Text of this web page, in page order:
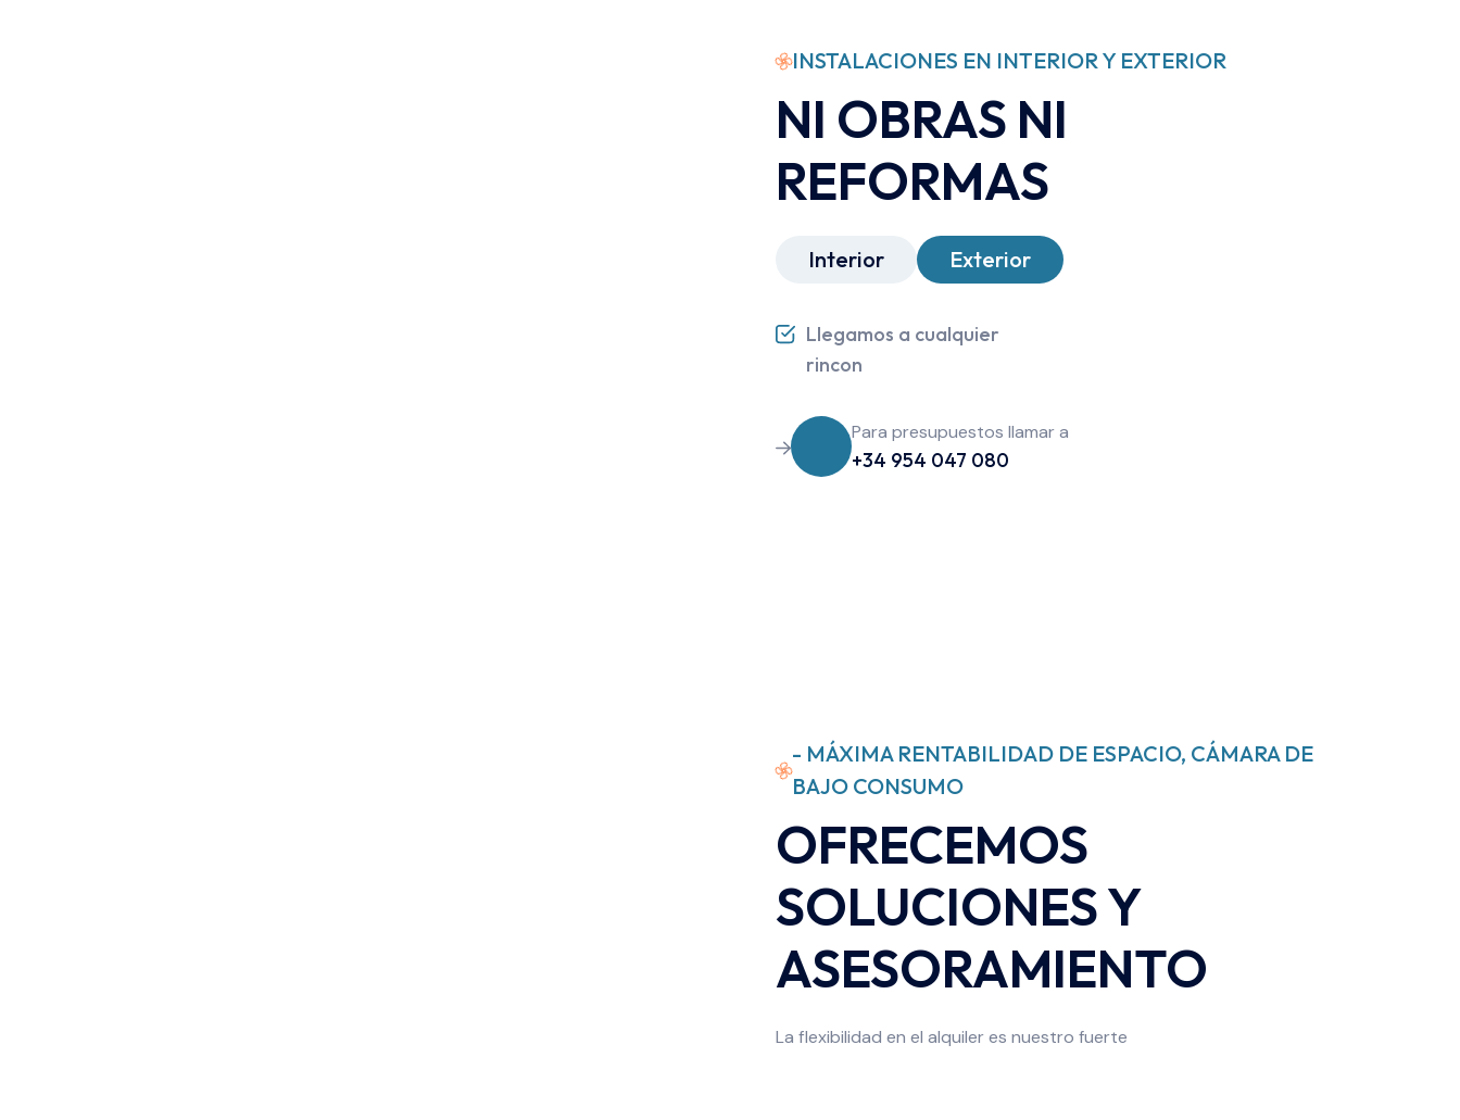
INSTALACIONES EN INTERIOR Y EXTERIOR
NI OBRAS NI
REFORMAS
Interior Exterior
Llegamos a cualquier
rincon
Para presupuestos llamar a
+34 954 047 080
- MÁXIMA RENTABILIDAD DE ESPACIO, CÁMARA DE
BAJO CONSUMO
OFRECEMOS
SOLUCIONES Y
ASESORAMIENTO
La flexibilidad en el alquiler es nuestro fuerte